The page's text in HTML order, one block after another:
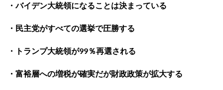
・バイデン大統領になることは決まっている
・民主党がすべての選挙で圧勝する
・トランプ大統領が99％再選される
・富裕層への増税が確実だが財政政策が拡大する